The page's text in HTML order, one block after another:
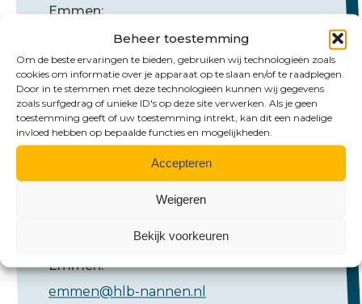
Beheer toestemming
Om de beste ervaringen te bieden, gebruiken wij technologieën zoals
cookies om informatie over je apparaat op te slaan en/of te raadplegen.
Door in te stemmen met deze technologieën kunnen wij gegevens
zoals surfgedrag of unieke ID's op deze site verwerken. Als je geen
toestemming geeft of uw toestemming intrekt, kan dit een nadelige
invloed hebben op bepaalde functies en mogelijkheden.
Accepteren
Weigeren
Bekijk voorkeuren
Emmen:
+31 (0)591 61 23 77
Groningen:
+31 (0)50 526 65 33
Emmen:
emmen@hlb-nannen.nl